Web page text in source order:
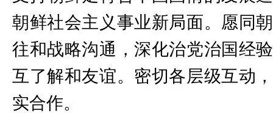
朝鲜社会主义事业新局面。愿同
往和战略沟通，深化治党治国经
互了解和友谊。密切各层级互动
实合作。